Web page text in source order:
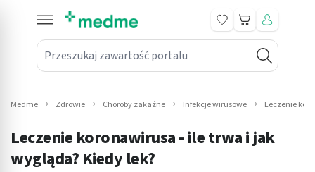
Przeszukaj zawartość portalu
Koszyk
submenu: Leki na receptę
submenu: Mama i dziecko
Medme Zdrowie Choroby zakaźne Infekcje wirusowe Leczenie
Leczenie koronawirusa - ile trwa i jak
wygląda? Kiedy lek?